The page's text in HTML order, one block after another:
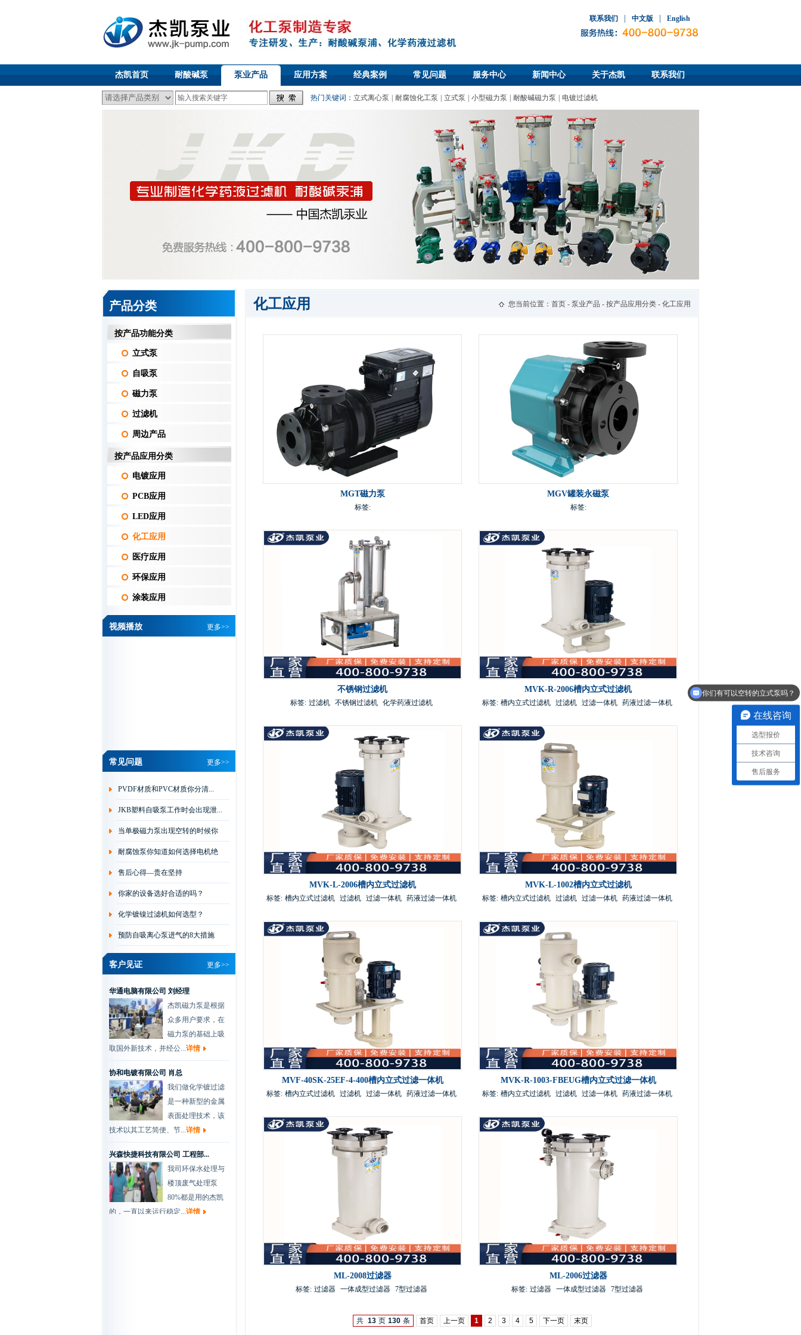
联系我们 中文版 English
杰凯首页 耐酸碱泵 泵业产品 应用方案 经典案例 常见问题 服务中心 新闻中心 关于杰凯 联系我们
热门关键词： 立式离心泵 耐腐蚀化工泵 立式泵 小型磁力泵 耐酸碱磁力泵 电镀过滤机
产品分类
按产品功能分类
立式泵
自吸泵
磁力泵
过滤机
周边产品
按产品应用分类
电镀应用
PCB应用
LED应用
化工应用
医疗应用
环保应用
涂装应用
更多>>
视频播放
更多>>
常见问题
PVDF材质和PVC材质你分清...
JKB塑料自吸泵工作时会出现泄...
当单极磁力泵出现空转的时候你
会...
耐腐蚀泵你知道如何选择电机绝
缘...
售后心得—贵在坚持
你家的设备选好合适的吗？
化学镀镍过滤机如何选型？
预防自吸离心泵进气的8大措施
更多>>
客户见证
我司是做PCB线路
杰凯磁力泵是根据
众多用户要求，在
磁力泵的基础上吸
取国外新技术，并经公...详情
协和电镀有限公司 肖总
我们做化学镀过滤
是一种新型的金属
表面处理技术，该
技术以其工艺简便、节...详情
兴森快捷科技有限公司 工程部...
我司环保水处理与
楼顶废气处理泵
80%都是用的杰凯
的，一直以来运行稳定...详情
您当前位置： 首页 - 泵业产品 - 按产品应用分类 - 化工应用
化工应用
MGT磁力泵
标签:
MGV罐装永磁泵
标签:
不锈钢过滤机
标签: 过滤机 不锈钢过滤机 化学药液过滤机
MVK-R-2006槽内立式过滤机
标签: 槽内立式过滤机 过滤机 过滤一体机 药液过滤一体机
MVK-L-2006槽内立式过滤机
标签: 槽内立式过滤机 过滤机 过滤一体机 药液过滤一体机
MVK-L-1002槽内立式过滤机
标签: 槽内立式过滤机 过滤机 过滤一体机 药液过滤一体机
MVF-40SK-25EF-4-400槽内立式过滤一体机
标签: 槽内立式过滤机 过滤机 过滤一体机 药液过滤一体机
MVK-R-1003-FBEUG槽内立式过滤一体机
标签: 槽内立式过滤机 过滤机 过滤一体机 药液过滤一体机
ML-2008过滤器
标签: 过滤器 一体成型过滤器 7型过滤器
ML-2006过滤器
标签: 过滤器 一体成型过滤器 7型过滤器
共 13 页 130 条 首页 上一页 1 2 3 4 5 下一页 末页
在线咨询
选型报价
技术咨询
售后服务
你们有可以空转的立式泵吗？
有没有针对化学药液过滤的一体机？